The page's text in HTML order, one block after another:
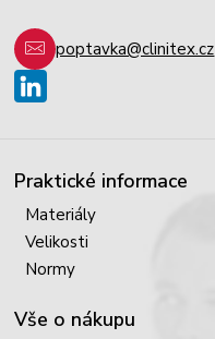
poptavka@clinitex.cz
Praktické informace
Materiály
Velikosti
Normy
Vše o nákupu